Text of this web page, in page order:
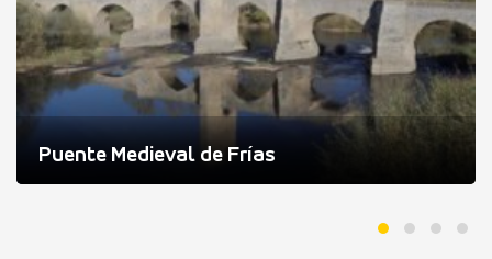
Puente Medieval de Frías